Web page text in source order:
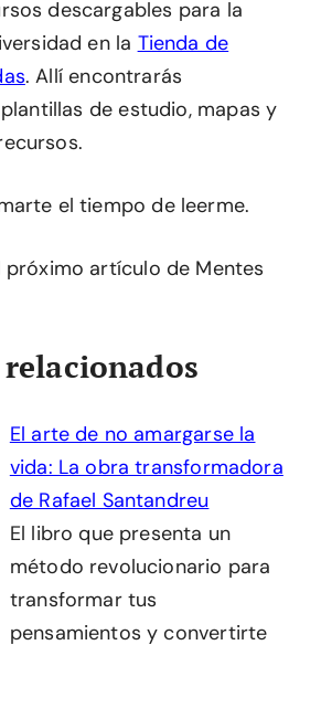
descargables para la
en la Tienda de
. Allí encontrarás
de estudio, mapas y
el tiempo de leerme.
próximo artículo de Mentes
El arte de no amargarse la
vida: La obra transformadora
de Rafael Santandreu
El libro que presenta un
método revolucionario para
transformar tus
pensamientos y convertirte